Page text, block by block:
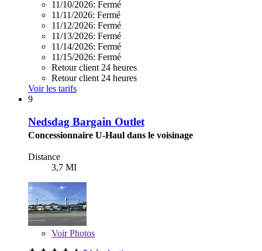
11/10/2026: Fermé
11/11/2026: Fermé
11/12/2026: Fermé
11/13/2026: Fermé
11/14/2026: Fermé
11/15/2026: Fermé
Retour client 24 heures
Retour client 24 heures
Voir les tarifs
9
Nedsdag Bargain Outlet
Concessionnaire U-Haul dans le voisinage
Distance
3,7 MI
VoirPhotos